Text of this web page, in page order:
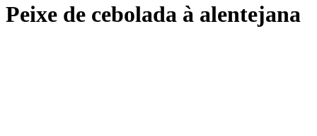
Peixe de cebolada à alentejana